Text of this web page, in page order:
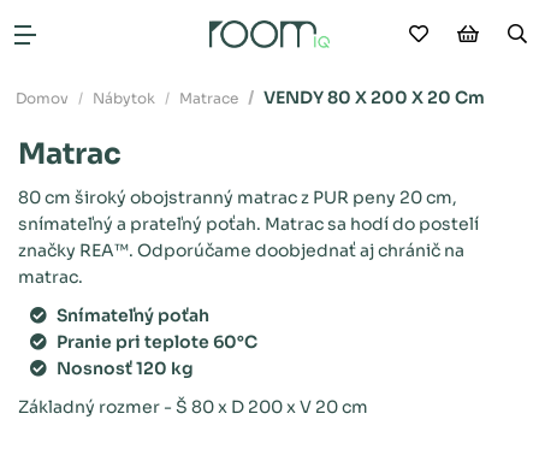
Otvoriť menu Moje
Domov Nábytok Matrace VENDY 80 X 200 X 20 Cm
Matrac
80 cm široký obojstranný matrac z PUR peny 20 cm,
snímateľný a prateľný poťah. Matrac sa hodí do postelí
značky REA™. Odporúčame doobjednať aj chránič na
matrac.
Snímateľný poťah
Pranie pri teplote 60°C
Nosnosť 120 kg
Základný rozmer - Š 80 x D 200 x V 20 cm